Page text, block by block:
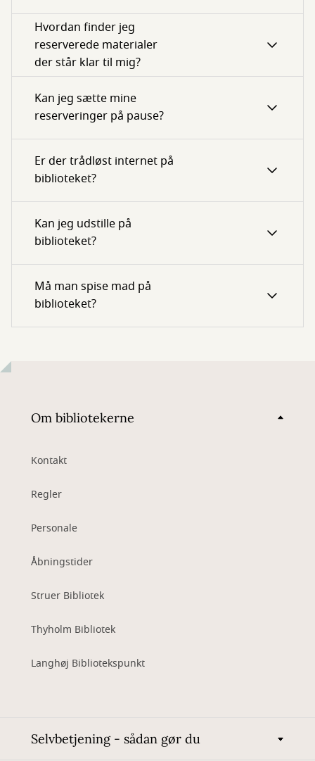
Hvordan finder jeg
reserverede materialer
der står klar til mig?
Kan jeg sætte mine
reserveringer på pause?
Er der trådløst internet på
biblioteket?
Kan jeg udstille på
biblioteket?
Må man spise mad på
biblioteket?
Om bibliotekerne
Kontakt
Regler
Personale
Åbningstider
Struer Bibliotek
Thyholm Bibliotek
Langhøj Bibliotekspunkt
Selvbetjening - sådan gør du